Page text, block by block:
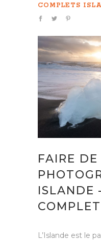
COMPLETS
FAIRE
ISLANDE
COMPLET
L’Islande est le